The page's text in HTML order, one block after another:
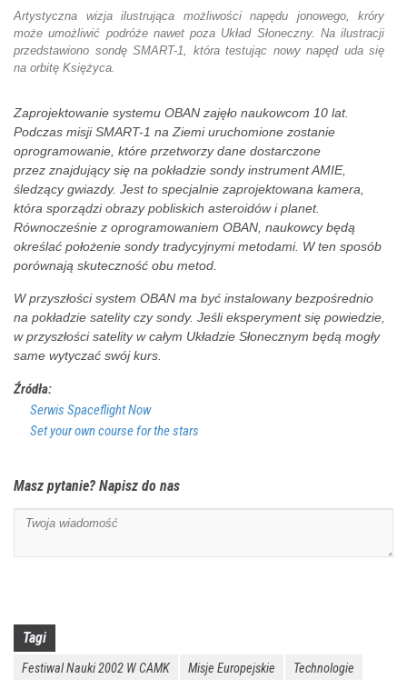
Artystyczna wizja ilustrująca możliwości napędu jonowego, króry
może umożliwić podróże nawet poza Układ Słoneczny. Na ilustracji
przedstawiono sondę SMART-1, która testując nowy napęd uda się
na orbitę Księżyca.
Zaprojektowanie systemu OBAN zajęło naukowcom 10 lat.
Podczas misji SMART-1 na Ziemi uruchomione zostanie
oprogramowanie, które przetworzy dane dostarczone
przez znajdujący się na pokładzie sondy instrument AMIE,
śledzący gwiazdy. Jest to specjalnie zaprojektowana kamera,
która sporządzi obrazy pobliskich asteroidów i planet.
Równocześnie z oprogramowaniem OBAN, naukowcy będą
określać położenie sondy tradycyjnymi metodami. W ten sposób
porównają skuteczność obu metod.
W przyszłości system OBAN ma być instalowany bezpośrednio
na pokładzie satelity czy sondy. Jeśli eksperyment się powiedzie,
w przyszłości satelity w całym Układzie Słonecznym będą mogły
same wytyczać swój kurs.
Źródła:
Serwis Spaceflight Now
Set your own course for the stars
Masz pytanie? Napisz do nas
Tagi
Festiwal Nauki 2002 W CAMK Misje Europejskie Technologie